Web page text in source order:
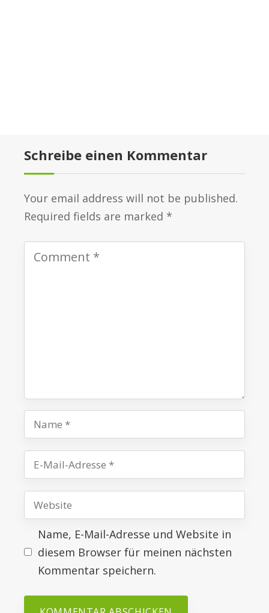
Schreibe einen Kommentar
Your email address will not be published.
Required fields are marked *
Name
Mail-
Adresse
Website
Name, E-Mail-Adresse und Website in
diesem Browser für meinen nächsten
Kommentar speichern.